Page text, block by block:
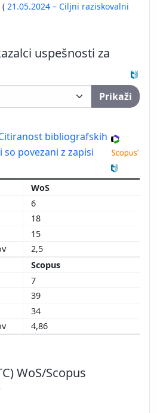
( 21.05.2024 – Ciljni raziskovalni
uspešnosti za
Prikaži
bibliografskih
so povezani z zapisi
WoS
6
18
15
2,5
Scopus
7
39
34
4,86
WoS/Scopus